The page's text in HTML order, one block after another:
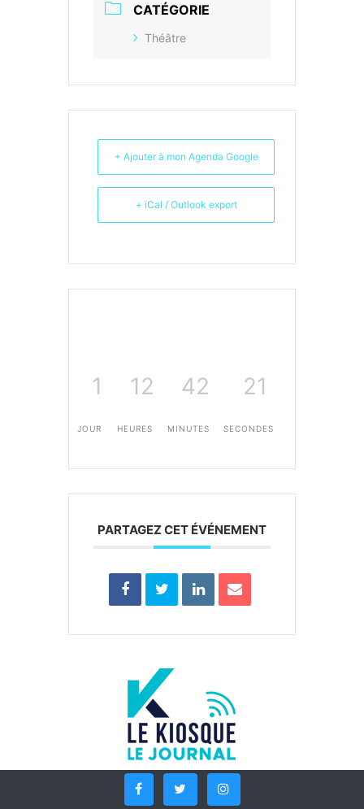
CATÉGORIE
Théâtre
+ Ajouter à mon Agenda Google
+ iCal / Outlook export
1
JOUR
12
HEURES
42
MINUTES
20
SECONDES
PARTAGEZ CET ÉVÉNEMENT